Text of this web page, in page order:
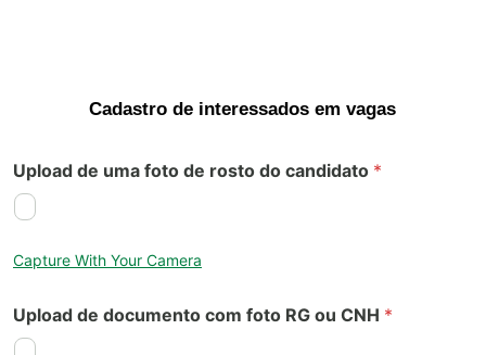
Cadastro de interessados em vagas
Upload de uma foto de rosto do candidato *
Capture With Your Camera
Upload de documento com foto RG ou CNH *